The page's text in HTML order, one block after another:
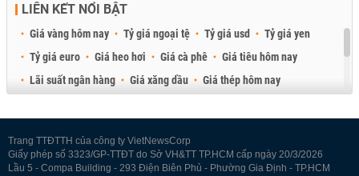
LIÊN KẾT NỔI BẬT
Giá vàng hôm nay Tỷ giá ngoại tệ Tỷ giá usd
Tỷ giá yen
Tỷ giá euro
Giá heo hơi Giá cà phê
Giá tiêu hôm nay
Lãi suất ngân hàng
Giá xăng dầu
Giá thép hôm nay
Trang TTĐTTH của công ty VietNewsCorp
Giấy phép số 3323/GP-TTĐT do Sở VH&TT TP.HCM cấp ngày 20/3/2026
Lầu 5 - Compa Building - 293 Điện Biên Phủ - Phường Gia Định - TP.HCM